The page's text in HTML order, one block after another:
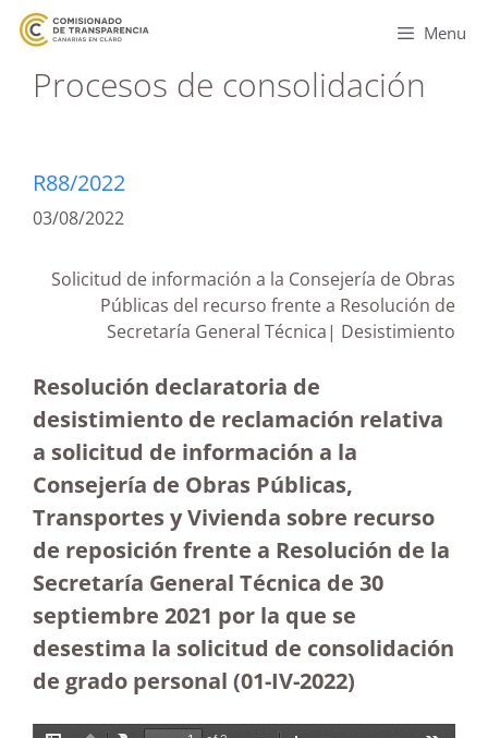
Menu
Procesos de consolidación
R88/2022
03/08/2022
Solicitud de información a la Consejería de Obras
Públicas del recurso frente a Resolución de
Secretaría General Técnica| Desistimiento
Resolución declaratoria de
desistimiento de reclamación relativa
a solicitud de información a la
Consejería de Obras Públicas,
Transportes y Vivienda sobre recurso
de reposición frente a Resolución de la
Secretaría General Técnica de 30
septiembre 2021 por la que se
desestima la solicitud de consolidación
de grado personal (01-IV-2022)